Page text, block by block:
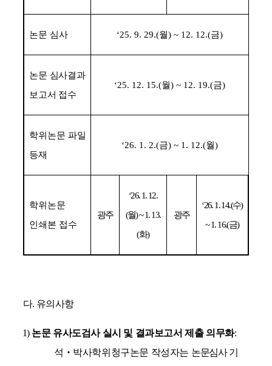
논문 심사 ‘25. 9. 29.(월) ~ 12. 12.(금)
논문 심사결과
보고서 접수
‘25. 12. 15.(월) ~ 12. 19.(금)
학위논문 파일
등재
‘26. 1. 2.(금) ~ 1. 12.(월)
학위논문
인쇄본 접수
광주
‘26. 1. 12.
(월) ~ 1. 13.
(화)
광주
‘26. 1. 14.(수)
~ 1. 16.(금)
다. 유의사항
1) 논문 유사도검사 실시 및 결과보고서 제출 의무화:
석 ‧ 박사학위청구논문 작성자는 논문심사 기